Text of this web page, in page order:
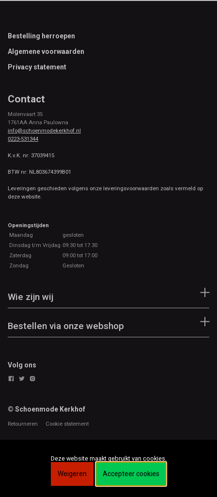
Footer
Bestelling herroepen
Algemene voorwaarden
Privacy statement
Contact
Molenvaart 35
1761AA Anna Paulowna
info@schoenmodekerkhof.nl
0223-531344
K.v.K. nr: 37039415
BTW nr: NL803674399B01
Leveringen geschieden volgens onze leveringsvoorwaarden zoals vermeld op
deze website.
Openingstijden
Maandag
gesloten
Dinsdag t/m Vrijdag 09:30 tot 17.30
Zaterdag
09:00 tot 17:00
Zondag
Gesloten
Wie zijn wij
Bestellen via onze webshop
Volg ons
© Schoenmode Kerkhof
Retourneren Cookie statement
Deze website maakt gebruikt van cookies.
Weigeren Accepteer cookies